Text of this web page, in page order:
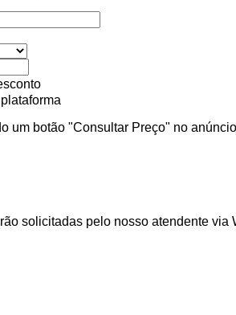
um botão "Consultar Preço" no anúncio
solicitadas pelo nosso atendente via